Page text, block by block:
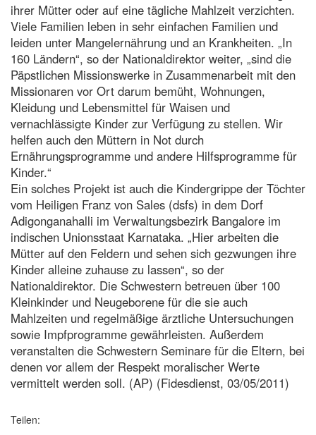
ihrer Mütter oder auf eine tägliche Mahlzeit verzichten.
Viele Familien leben in sehr einfachen Familien und
leiden unter Mangelernährung und an Krankheiten. „In
160 Ländern“, so der Nationaldirektor weiter, „sind die
Päpstlichen Missionswerke in Zusammenarbeit mit den
Missionaren vor Ort darum bemüht, Wohnungen,
Kleidung und Lebensmittel für Waisen und
vernachlässigte Kinder zur Verfügung zu stellen. Wir
helfen auch den Müttern in Not durch
Ernährungsprogramme und andere Hilfsprogramme für
Kinder.“
Ein solches Projekt ist auch die Kindergrippe der Töchter
vom Heiligen Franz von Sales (dsfs) in dem Dorf
Adigonganahalli im Verwaltungsbezirk Bangalore im
indischen Unionsstaat Karnataka. „Hier arbeiten die
Mütter auf den Feldern und sehen sich gezwungen ihre
Kinder alleine zuhause zu lassen“, so der
Nationaldirektor. Die Schwestern betreuen über 100
Kleinkinder und Neugeborene für die sie auch
Mahlzeiten und regelmäßige ärztliche Untersuchungen
sowie Impfprogramme gewährleisten. Außerdem
veranstalten die Schwestern Seminare für die Eltern, bei
denen vor allem der Respekt moralischer Werte
vermittelt werden soll. (AP) (Fidesdienst, 03/05/2011)
Teilen: